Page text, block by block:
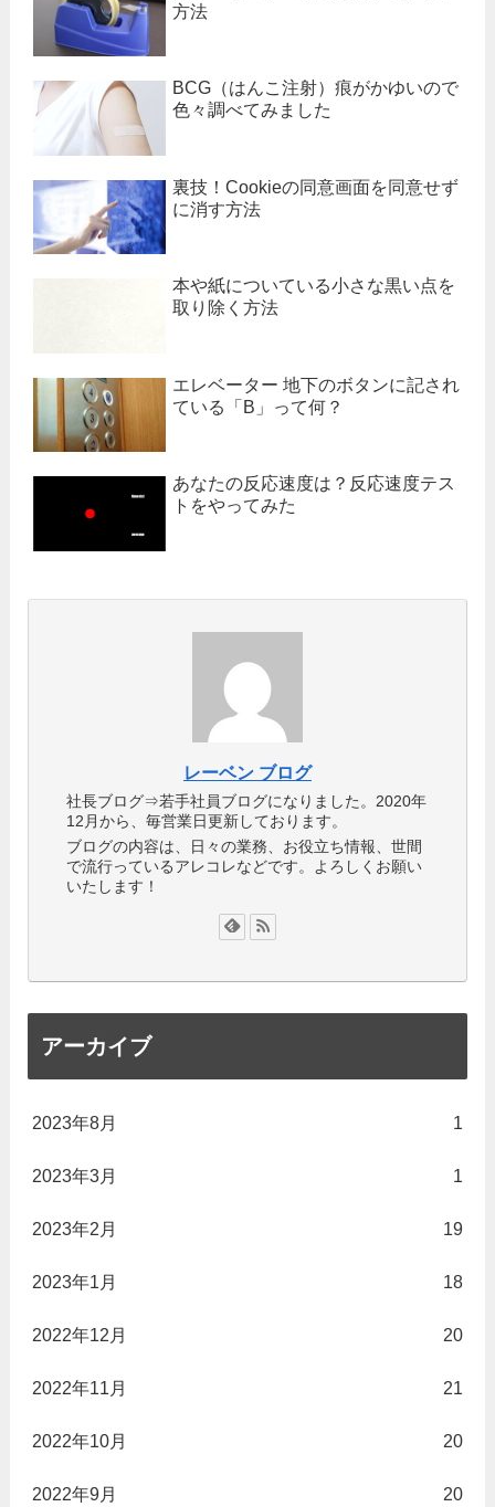
方法
BCG（はんこ注射）痕がかゆいので
色々調べてみました
裏技！Cookieの同意画面を同意せず
に消す方法
本や紙についている小さな黒い点を
取り除く方法
エレベーター 地下のボタンに記され
ている「B」って何？
あなたの反応速度は？反応速度テス
トをやってみた
レーベン ブログ
社長ブログ⇒若手社員ブログになりました。2020年
12月から、毎営業日更新しております。
ブログの内容は、日々の業務、お役立ち情報、世間
で流行っているアレコレなどです。よろしくお願い
いたします！
アーカイブ
2023年8月 1
2023年3月 1
2023年2月 19
2023年1月 18
2022年12月 20
2022年11月 21
2022年10月 20
2022年9月 20